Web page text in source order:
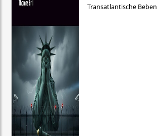
Transatlantische Beben